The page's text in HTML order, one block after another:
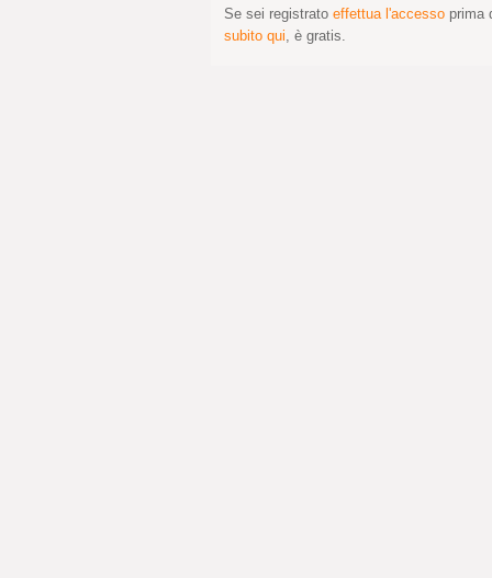
Se sei registrato effettua l'accesso prima
subito qui , è gratis.